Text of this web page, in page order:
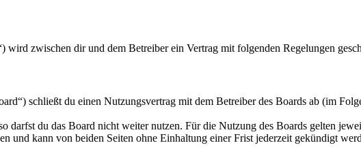
zwischen dir und dem Betreiber ein Vertrag mit folgenden Regelungen
schließt du einen Nutzungsvertrag mit dem Betreiber des Boards ab (im
darfst du das Board nicht weiter nutzen. Für die Nutzung des Boards gelten
und kann von beiden Seiten ohne Einhaltung einer Frist jederzeit gekündigt